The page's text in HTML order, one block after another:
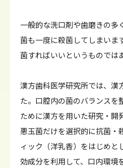
一般的な洗口剤や歯磨きの多
菌も一度に殺菌してしまいま
菌すればいいというものでは
漢方歯科医学研究所では、漢
た。口腔内の菌のバランスを
ために漢方を用いた研究・開
悪玉菌だけを選択的に抗菌・
ィック（洋乳香）をはじめと
効成分を利用して、口内環境